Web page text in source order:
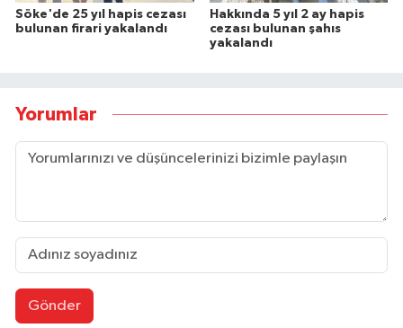
Söke'de 25 yıl hapis cezası
bulunan firari yakalandı
Hakkında 5 yıl 2 ay hapis
cezası bulunan şahıs
yakalandı
Yorumlar
Gönder